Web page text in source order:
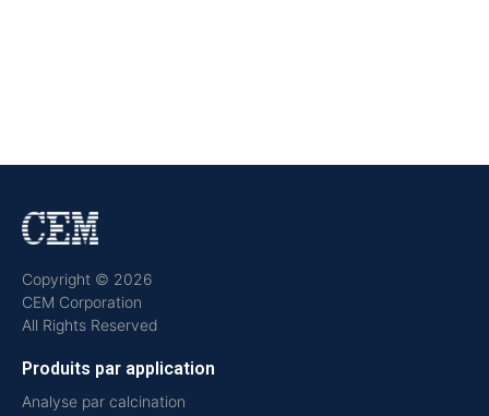
Copyright © 2026
CEM Corporation
All Rights Reserved
Produits par application
Analyse par calcination